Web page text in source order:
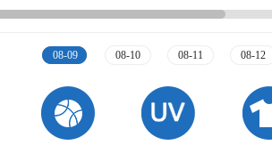
08-09 08-10 08-11 08-12